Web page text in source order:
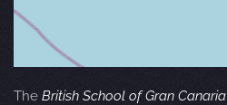
The British School of Gran Canaria